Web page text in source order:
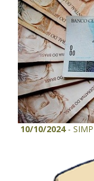
10/10/2024-